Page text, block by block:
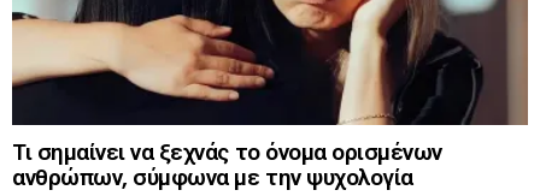
Τι σημαίνει να ξεχνάς το όνομα ορισμένων
ανθρώπων, σύμφωνα με την ψυχολογία